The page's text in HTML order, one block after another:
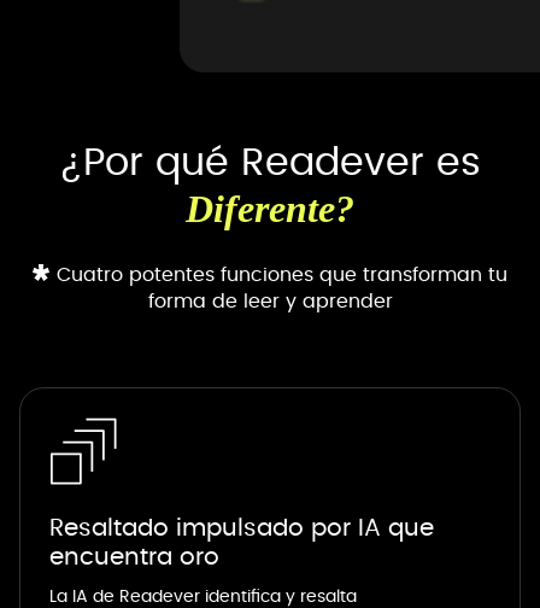
¿Por qué Readever es
Diferente?
Cuatro potentes funciones que transforman tu
forma de leer y aprender
Resaltado impulsado por IA que
encuentra oro
La IA de Readever identifica y resalta